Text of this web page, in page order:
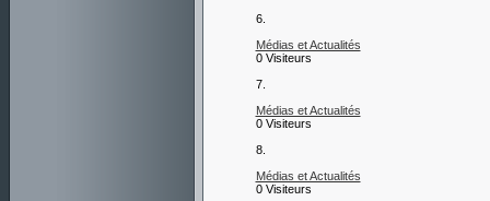
6.
Médias et Actualités
0 Visiteurs
7.
Médias et Actualités
0 Visiteurs
8.
Médias et Actualités
0 Visiteurs